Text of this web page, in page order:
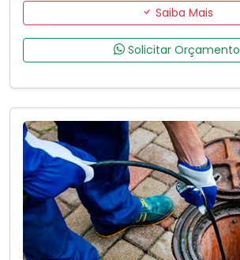
Saiba Mais
Solicitar Orçamento